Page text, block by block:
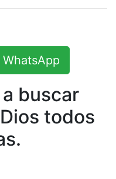
buscar
todos